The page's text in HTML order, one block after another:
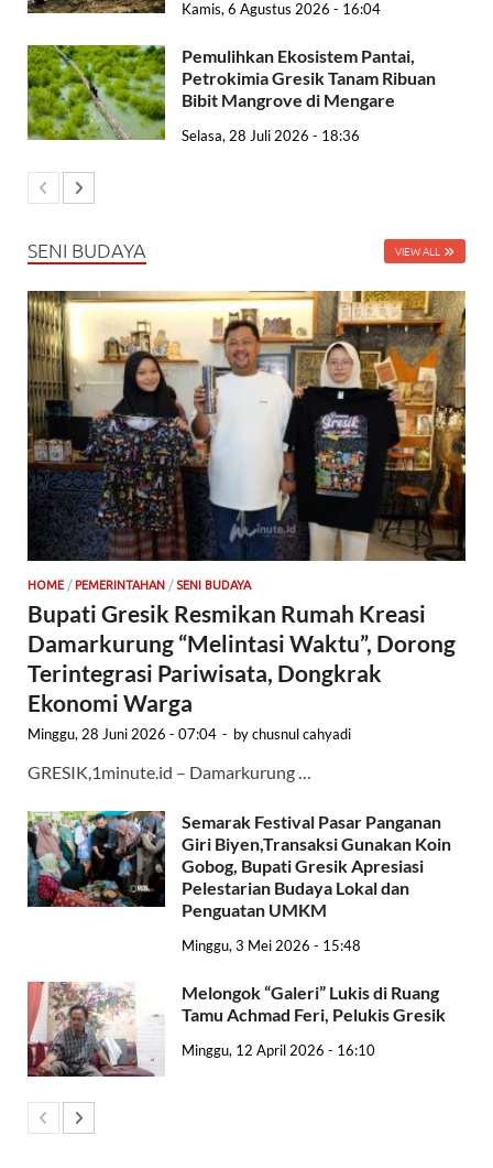
Kamis, 6 Agustus 2026 - 16:04
Pemulihkan Ekosistem Pantai,
Petrokimia Gresik Tanam Ribuan
Bibit Mangrove di Mengare
Selasa, 28 Juli 2026 - 18:36
SENI BUDAYA VIEW ALL
HOME/ PEMERINTAHAN /SENI BUDAYA
Bupati Gresik Resmikan Rumah Kreasi
Damarkurung “Melintasi Waktu”, Dorong
Terintegrasi Pariwisata, Dongkrak
Ekonomi Warga
Minggu, 28 Juni 2026 - 07:04 - bychusnul cahyadi
GRESIK,1minute.id – Damarkurung …
Semarak Festival Pasar Panganan
Giri Biyen,Transaksi Gunakan Koin
Gobog, Bupati Gresik Apresiasi
Pelestarian Budaya Lokal dan
Penguatan UMKM
Minggu, 3 Mei 2026 - 15:48
Melongok “Galeri” Lukis di Ruang
Tamu Achmad Feri, Pelukis Gresik
Minggu, 12 April 2026 - 16:10